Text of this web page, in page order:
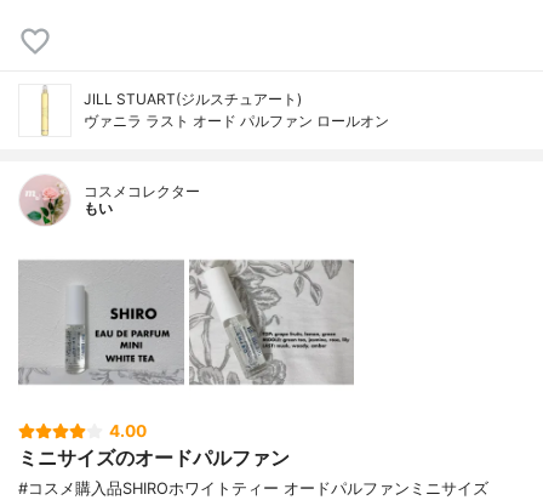
JILL STUART(ジルスチュアート)
ヴァニラ ラスト オード パルファン ロールオン
コスメコレクター
もい
4.00
ミニサイズのオードパルファン
#コスメ購入品SHIROホワイトティー オードパルファンミニサイズ